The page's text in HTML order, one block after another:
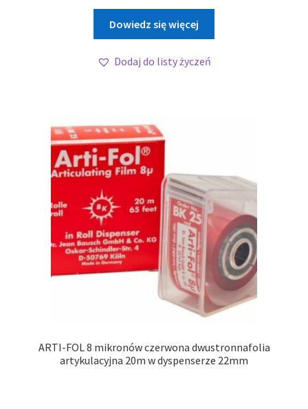
Dowiedz się więcej
Dodaj do listy życzeń
ARTI-FOL 8 mikronów czerwona dwustronnafolia
artykulacyjna 20m w dyspenserze 22mm